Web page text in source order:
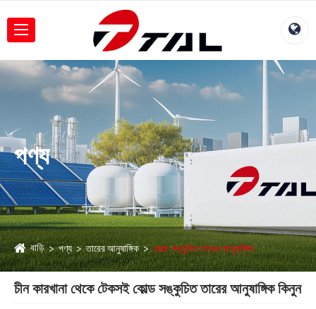
পণ্য
বাড়ি পণ্য তারের আনুষাঙ্গিক কোল্ড সঙ্কুচিত তারের আনুষাঙ্গিক
চীন কারখানা থেকে টেকসই কোল্ড সঙ্কুচিত তারের আনুষাঙ্গিক কিনুন